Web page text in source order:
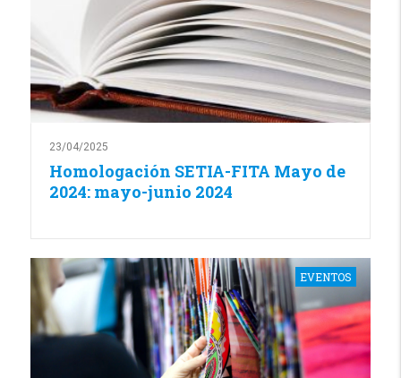
23/04/2025
Homologación SETIA-FITA Mayo de
2024: mayo-junio 2024
EVENTOS